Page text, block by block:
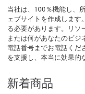
当社は、100％機能し、
ェブサイトを作成します
る必要があります。リソ
または何があなたのビジ
電話番号までお電話くだ
を支援し、本当に効果的
新着商品